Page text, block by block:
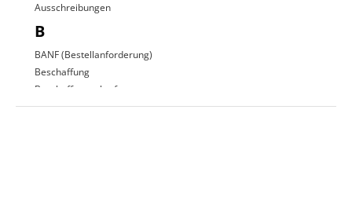
Ausschreibungen
B
BANF (Bestellanforderung)
Beschaffung
Beschaffungsplattform
Beschaffungsprozess